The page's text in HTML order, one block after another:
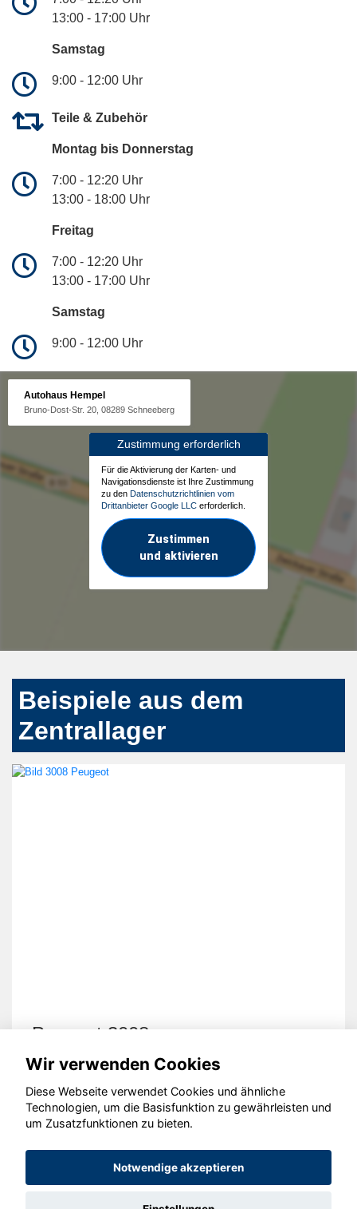
13:00 - 17:00 Uhr
Samstag
9:00 - 12:00 Uhr
Teile & Zubehör
Montag bis Donnerstag
7:00 - 12:20 Uhr
13:00 - 18:00 Uhr
Freitag
7:00 - 12:20 Uhr
13:00 - 17:00 Uhr
Samstag
9:00 - 12:00 Uhr
Autohaus Hempel
Bruno-Dost-Str. 20, 08289 Schneeberg
Zustimmung erforderlich
Für die Aktivierung der Karten- und
Navigationsdienste ist Ihre Zustimmung
zu den Datenschutzrichtlinien vom
Drittanbieter Google LLC erforderlich.
Zustimmen
und aktivieren
Beispiele aus dem
Zentrallager
Peugeot 3008
© konjunkturmotor.de GmbH 2020 - 2026
Wir verwenden Cookies
Diese Webseite verwendet Cookies und ähnliche
Technologien, um die Basisfunktion zu gewährleisten und
um Zusatzfunktionen zu bieten.
Notwendige akzeptieren